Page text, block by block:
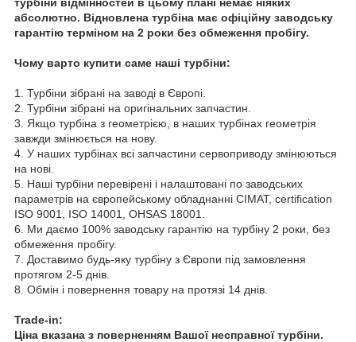
абсолютно. Відновлена турбіна має офіційну заводську
гарантію терміном на 2 роки без обмеження пробігу.
Чому варто купити саме наші турбіни:
1. Турбіни зібрані на заводі в Європі.
2. Турбіни зібрані на оригінальних запчастин.
3. Якщо турбіна з геометрією, в наших турбінах геометрія
завжди змінюється на нову.
4. У наших турбінах всі запчастини сервоприводу змінюються
на нові.
5. Наші турбіни перевірені і налаштовані по заводських
параметрів на європейському обладнанні CIMAT, certification
ISO 9001, ISO 14001, OHSAS 18001.
6. Ми даємо 100% заводську гарантію на турбіну 2 роки, без
обмеження пробігу.
7. Доставимо будь-яку турбіну з Європи під замовлення
протягом 2-5 днів.
8. Обмін і повернення товару на протязі 14 днів.
Trade-in:
Ціна вказана з поверненням Вашої несправної турбіни.